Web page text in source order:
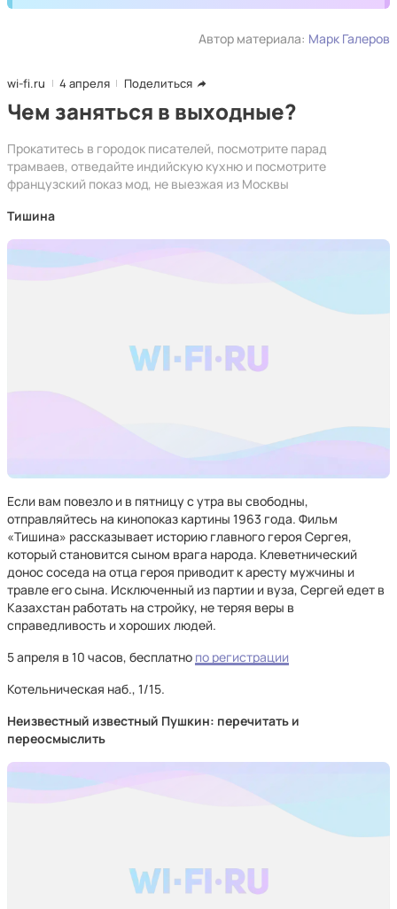
Автор материала: Марк Галеров
wi-fi.ru 4 апреля Поделиться
Чем заняться в выходные?
Прокатитесь в городок писателей, посмотрите парад
трамваев, отведайте индийскую кухню и посмотрите
французский показ мод, не выезжая из Москвы
Тишина
Если вам повезло и в пятницу с утра вы свободны,
отправляйтесь на кинопоказ картины 1963 года. Фильм
«Тишина» рассказывает историю главного героя Сергея,
который становится сыном врага народа. Клеветнический
донос соседа на отца героя приводит к аресту мужчины и
травле его сына. Исключенный из партии и вуза, Сергей едет в
Казахстан работать на стройку, не теряя веры в
справедливость и хороших людей.
5 апреля в 10 часов, бесплатно по регистрации
Котельническая наб., 1/15.
Неизвестный известный Пушкин: перечитать и
переосмыслить